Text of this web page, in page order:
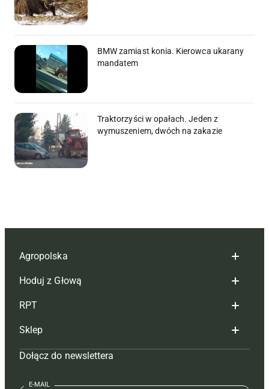
BMW zamiast konia. Kierowca ukarany
mandatem
Traktorzyści w opałach. Jeden z
wymuszeniem, dwóch na zakazie
Agropolska
Redakcja
Reklama
Tagi
Mapa serwisu
Kontakt
Hoduj z Głową
Hoduj z głową bydło
Hoduj z głową świnie
Prenumerata
Redakcja
RPT
Redakcja
Prenumerata
Reklama
Sklep
Czasopisma i prenumerata
Książki
Dołącz do newslettera
E-MAIL